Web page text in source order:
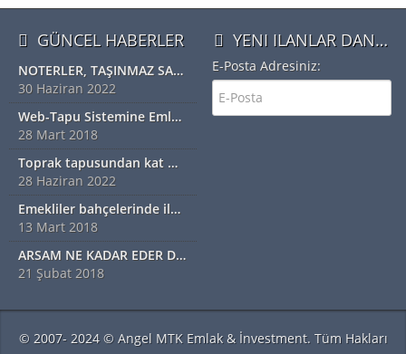
GÜNCEL HABERLER
NOTERLER, TAŞINMAZ SATIŞ VAADİ SÖZLEŞMESİ YAPABİLECEK
30 Haziran 2022
Web-Tapu Sistemine Emlakçılar da Eklendi
28 Mart 2018
Toprak tapusundan kat mülkiyetine geçiş nasıl olur?
28 Haziran 2022
Emekliler bahçelerinde ilk hasadı yaptı
13 Mart 2018
ARSAM NE KADAR EDER DİYORSANIZ EXSPER İÇİN BİZİ ARAYINIZ...!!!!!
21 Şubat 2018
YENI ILANLAR DAN HABERDAR OLMAK IÇIN ÜYE OLUN
E-Posta Adresiniz:
© 2007- 2024 © Angel MTK Emlak & İnvestment. Tüm Hakları